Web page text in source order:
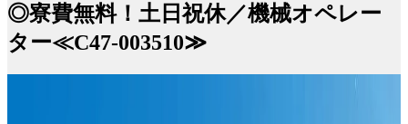
◎寮費無料！土日祝休／機械オペレー
ター≪C47-003510≫